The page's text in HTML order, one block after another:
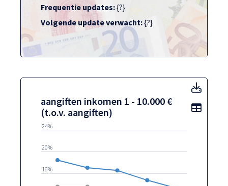
Frequentie updates:{?}
Volgende update verwacht:{?}
aangiften inkomen 1 - 10.000 €
(t.o.v. aangiften)
16%
20%
24%
Toon